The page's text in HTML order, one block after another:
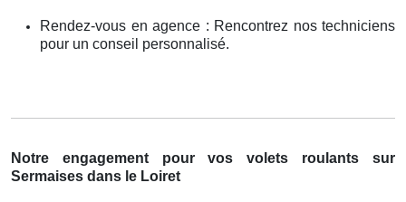
Rendez-vous en agence : Rencontrez nos techniciens
pour un conseil personnalisé.
Notre engagement pour vos volets roulants sur
Sermaises dans le Loiret